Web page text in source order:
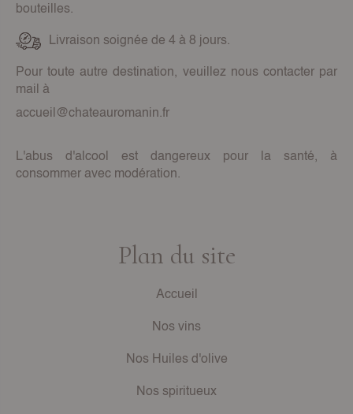
bouteilles.
Livraison soignée de 4 à 8 jours.
Pour toute autre destination, veuillez nous contacter par
mail à
accueil@chateauromanin.fr
L'abus d'alcool est dangereux pour la santé, à
consommer avec modération.
Plan du site
Accueil
Nos vins
Nos Huiles d'olive
Nos spiritueux